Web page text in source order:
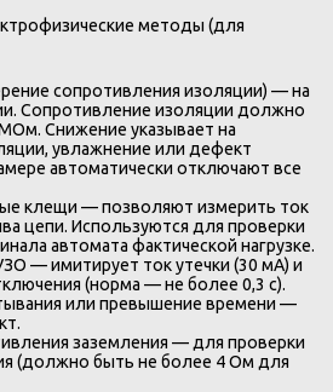
методы (для
сопротивления изоляции) — на
Сопротивление изоляции должно
Снижение указывает на
увлажнение или дефект
автоматически отключают все
клещи — позволяют измерить ток
цепи. Используются для проверки
автомата фактической нагрузке.
— имитирует ток утечки (30 мА) и
(норма — не более 0,3 с).
или превышение времени —
заземления — для проверки
(должно быть не более 4 Ом для